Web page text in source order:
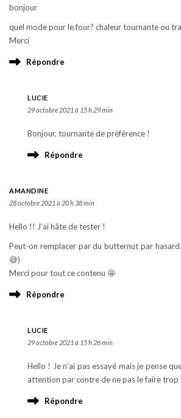
bonjour
quel mode pour le.four? chaleur tournante ou
Merci
Répondre
LUCIE
29 octobre 2021 à 15 h 29 min
Bonjour, tournante de préférence !
Répondre
AMANDINE
28 octobre 2021 à 20 h 38 min
Hello !! J’ai hâte de tester !
Peut-on remplacer par du butternut par hasard
😅)
Merci pour tout ce contenu 🤩
Répondre
LUCIE
29 octobre 2021 à 15 h 26 min
Hello ! Je n’ai pas essayé mais je pense
attention par contre de ne pas le faire trop
Répondre